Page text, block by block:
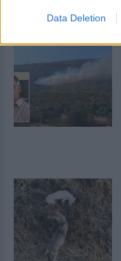
Data Deletion
ΠΡΙΝ 9 ΏΡΕΣ